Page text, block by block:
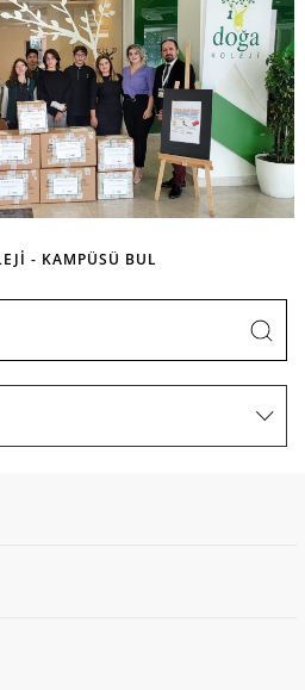
- KAMPÜSÜ BUL